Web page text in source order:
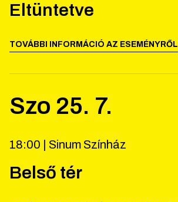
Eltüntetve
TOVÁBBI INFORMÁCIÓ AZ ESEMÉNYRŐL
Szo 25. 7.
18:00 | Sinum Színház
Belső tér